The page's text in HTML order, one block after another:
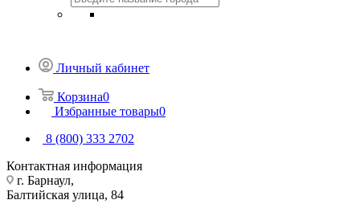
Личный кабинет
Корзина0
Избранные товары0
8 (800) 333 2702
Контактная информация
г. Барнаул,
Балтийская улица, 84